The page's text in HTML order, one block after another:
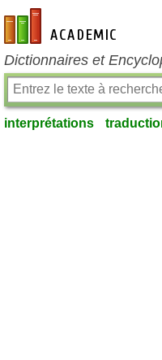
fr-academic.com
Dictionnaires et
interprétations